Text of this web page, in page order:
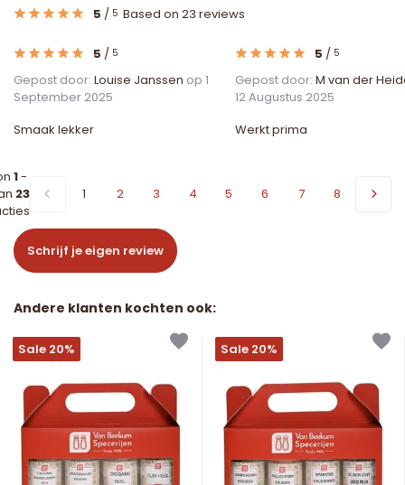
5 / 5 Based on 23 reviews
5 / 5
Gepost door: Louise Janssen op 1
September 2025
Smaak lekker
5 / 5
Gepost door: M van der
12 Augustus 2025
Werkt prima
1-
23
1 2 3 4 5 6 7 8
Schrijf je eigen review
Andere klanten kochten ook:
Sale 20% Sale 20%